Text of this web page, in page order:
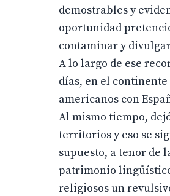
demostrables y
oportunidad
contaminar y
A lo largo de ese
días, en el
americanos con
Al mismo tiempo,
territorios y eso se
supuesto, a tenor de
patrimonio
religiosos un